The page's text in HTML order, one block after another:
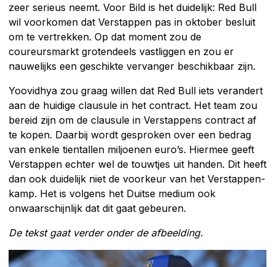
zeer serieus neemt. Voor Bild is het duidelijk: Red Bull
wil voorkomen dat Verstappen pas in oktober besluit
om te vertrekken. Op dat moment zou de
coureursmarkt grotendeels vastliggen en zou er
nauwelijks een geschikte vervanger beschikbaar zijn.
Yoovidhya zou graag willen dat Red Bull iets verandert
aan de huidige clausule in het contract. Het team zou
bereid zijn om de clausule in Verstappens contract af
te kopen. Daarbij wordt gesproken over een bedrag
van enkele tientallen miljoenen euro’s. Hiermee geeft
Verstappen echter wel de touwtjes uit handen. Dit heeft
dan ook duidelijk niet de voorkeur van het Verstappen-
kamp. Het is volgens het Duitse medium ook
onwaarschijnlijk dat dit gaat gebeuren.
De tekst gaat verder onder de afbeelding.